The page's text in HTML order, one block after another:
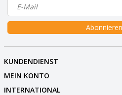
Abonnieren
KUNDENDIENST
MEIN KONTO
INTERNATIONAL